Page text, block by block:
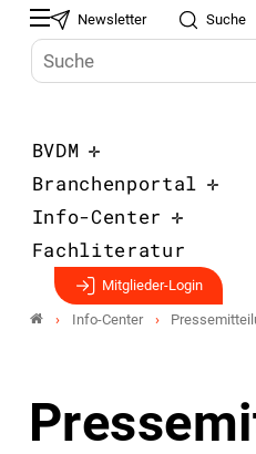
Newsletter Suche
BVDM
Branchenportal
Info-Center
Fachliteratur
Mitglieder-Login
Info-Center